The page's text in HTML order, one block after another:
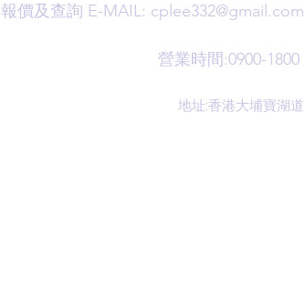
​報價及查詢 E-MAIL: cplee332@gmail.com
營業時間:0900-1800
地址:香港大埔寶湖道